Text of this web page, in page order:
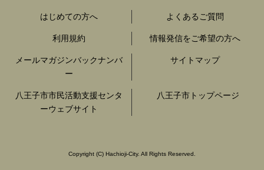
はじめての方へ よくあるご質問
利用規約 情報発信をご希望の方へ
メールマガジンバックナンバ
ー
サイトマップ
八王子市市民活動支援センタ
ーウェブサイト
八王子市トップページ
Copyright (C) Hachioji-City. All Rights Reserved.